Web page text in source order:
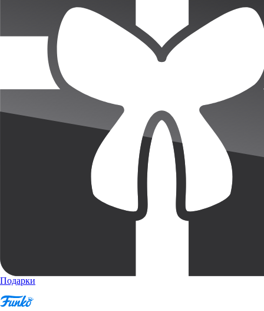
Подарки